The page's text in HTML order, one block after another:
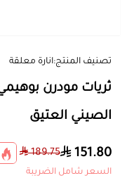
تصنيف المنتج:انارة معلقة
ثريات مودرن
الصيني العتيق
151.80
189.75
السعر شامل الضريبة